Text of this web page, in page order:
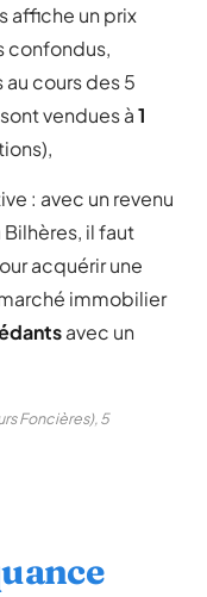
affiche un prix
confondus,
cours des 5
vendues à1
: avec un revenu
Bilhères, il faut
acquérir une
immobilier
avec un
Foncières), 5